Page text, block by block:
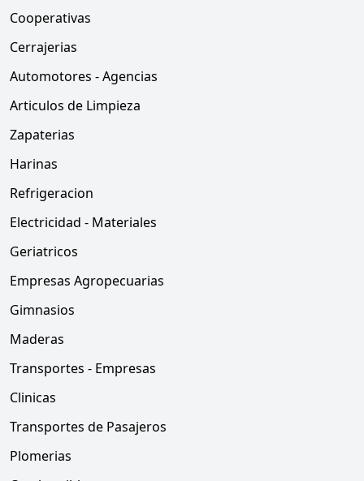
Cooperativas
Cerrajerias
Automotores - Agencias
Articulos de Limpieza
Zapaterias
Harinas
Refrigeracion
Electricidad - Materiales
Geriatricos
Empresas Agropecuarias
Gimnasios
Maderas
Transportes - Empresas
Clinicas
Transportes de Pasajeros
Plomerias